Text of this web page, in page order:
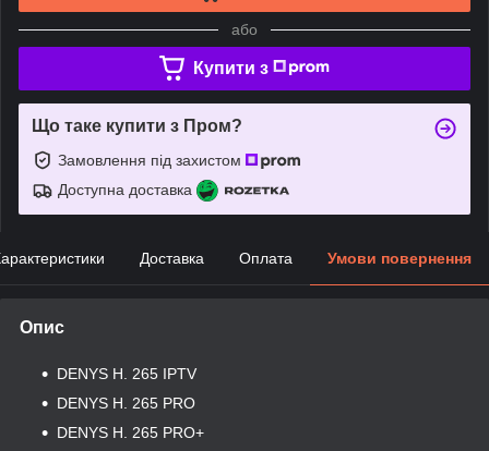
або
Купити з
Що таке купити з Пром?
Замовлення під захистом
Доступна доставка
Доставка Оплата Умови повернення
Опис
DENYS H. 265 IPTV
DENYS H. 265 PRO
DENYS H. 265 PRO+